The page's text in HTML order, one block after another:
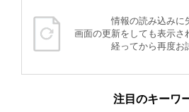
情報の読み込みに
画面の更新をしても表示さ
経ってから再度お
注目のキーワ